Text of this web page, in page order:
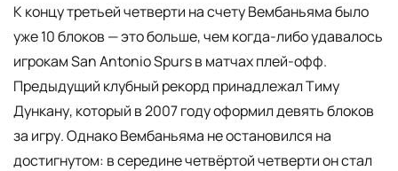
К концу третьей четверти на счету Вембаньяма было
уже 10 блоков — это больше, чем когда-либо удавалось
игрокам San Antonio Spurs в матчах плей-офф.
Предыдущий клубный рекорд принадлежал Тиму
Дункану, который в 2007 году оформил девять блоков
за игру. Однако Вембаньяма не остановился на
достигнутом: в середине четвёртой четверти он стал